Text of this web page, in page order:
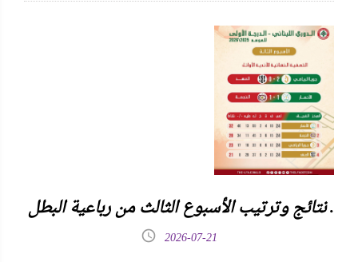
نتائج وترتيب الأسبوع الثالث من رباعية البطل .
2026-07-21